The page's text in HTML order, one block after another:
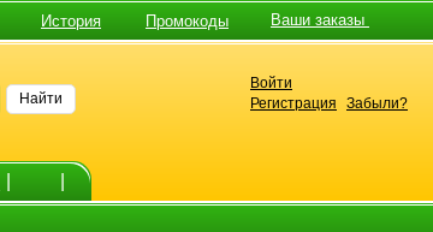
История Промокоды Ваши заказы
Найти
Войти
Регистрация
Забыли?